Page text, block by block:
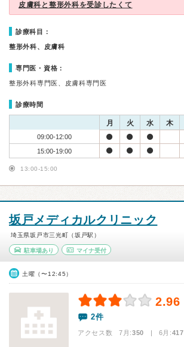
皮膚科と整形外科を受診したくて
診療科目：
整形外科、皮膚科
専門医・資格：
整形外科専門医、皮膚科専門医
診療時間
月 火 水 木
09:00-12:00
15:00-19:00
13:00-15:00
坂戸メディカルクリニック
埼玉県坂戸市三光町（坂戸駅）
駐車場あり マイナ受付
土曜（〜12:45）
2.96
2件
アクセス数 7月:350 | 6月:417